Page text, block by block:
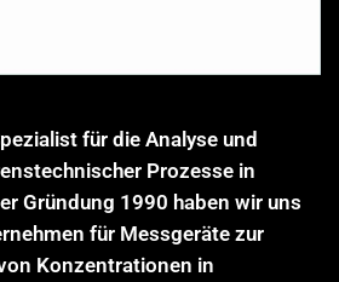
für die Analyse und
Prozesse in
Gründung 1990 haben wir uns
für Messgeräte zur
Konzentrationen in